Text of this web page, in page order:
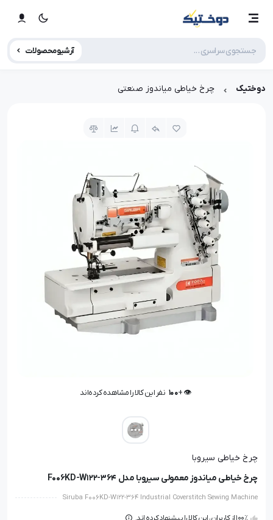
آرشیو محصولات
دوختیک چرخ خیاطی میاندوز صنعتی
👁️ +
100 نفر این کالا را مشاهده کرده‌اند
چرخ خیاطی سیروبا
چرخ خیاطی میاندوز معمولی سیروبا مدل F006KD-W122-364
Siruba F006KD-W122-364 Industrial Coverstitch Sewing Machine